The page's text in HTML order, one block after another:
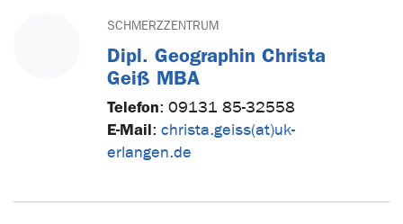
SCHMERZZENTRUM
Dipl. Geographin Christa
Geiß MBA
Telefon: 09131 85-32558
E-Mail: christa.geiss(at)uk-
erlangen.de